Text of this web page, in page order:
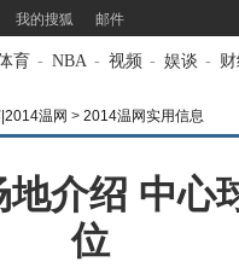
我的搜狐 邮件
育 - NBA - 视频 - 娱谈 -
温网 > 2014温网实用信息
介绍 中心
位